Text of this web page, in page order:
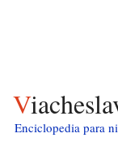
Enciclopedia para